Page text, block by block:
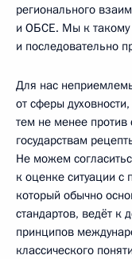
регионального
и ОБСЕ. Мы к такому
и последовательно
Для нас
от сферы
тем не менее против
государствам
Не можем
к оценке ситуации с
который обычно
стандартов, ведёт к
принципов
классического